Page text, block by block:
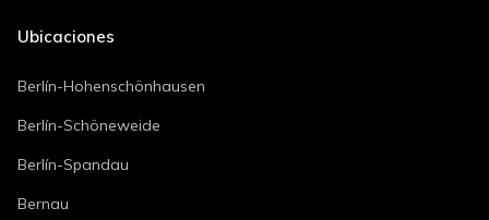
Ubicaciones
Berlín-Hohenschönhausen
Berlín-Schöneweide
Berlín-Spandau
Bernau